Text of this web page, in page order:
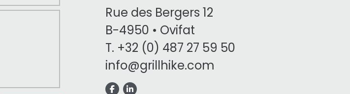
Rue des Bergers 12
B-4950 • Ovifat
T. +32 (0) 487 27 59 50
info@grillhike.com